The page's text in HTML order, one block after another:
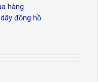
hàng
đồng hồ